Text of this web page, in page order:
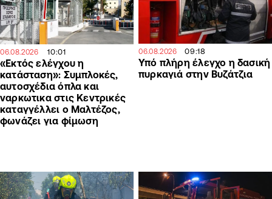
06.08.2026 10:01
«Εκτός ελέγχου η
κατάσταση»: Συμπλοκές,
αυτοσχέδια όπλα και
ναρκωτικα στις Κεντρικές
καταγγέλλει ο Μαλτέζος,
φωνάζει για φίμωση
06.08.2026 09:18
Υπό πλήρη έλεγχο η δασική
πυρκαγιά στην Βυζάτζια